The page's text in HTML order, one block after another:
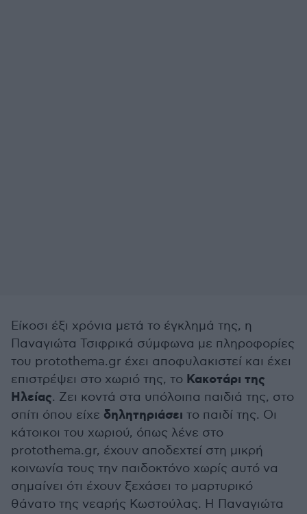
Είκοσι έξι χρόνια μετά το έγκλημά της, η
Παναγιώτα Τσιφρικά σύμφωνα με πληροφορίες
του protothema.gr έχει αποφυλακιστεί και έχει
επιστρέψει στο χωριό της, το Κακοτάρι της
Ηλείας. Ζει κοντά στα υπόλοιπα παιδιά της, στο
σπίτι όπου είχε δηλητηριάσει το παιδί της. Οι
κάτοικοι του χωριού, όπως λένε στο
protothema.gr, έχουν αποδεχτεί στη μικρή
κοινωνία τους την παιδοκτόνο χωρίς αυτό να
σημαίνει ότι έχουν ξεχάσει το μαρτυρικό
θάνατο της νεαρής Κωστούλας. Η Παναγιώτα